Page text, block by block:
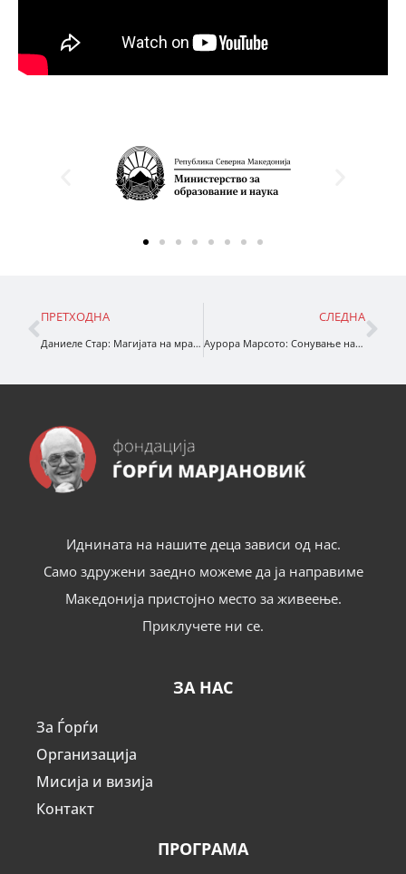
ПРЕТХОДНА
Даниеле Стар: Магијата на мразот
СЛЕДНА
Аурора Марсото: Сонување на прсти
Иднината на нашите деца зависи од нас.
Само здружени заедно можеме да ја направиме
Македонија пристојно место за живеење.
Приклучете ни се.
ЗА НАС
За Ѓорѓи
Организација
Мисија и визија
Контакт
ПРОГРАМА